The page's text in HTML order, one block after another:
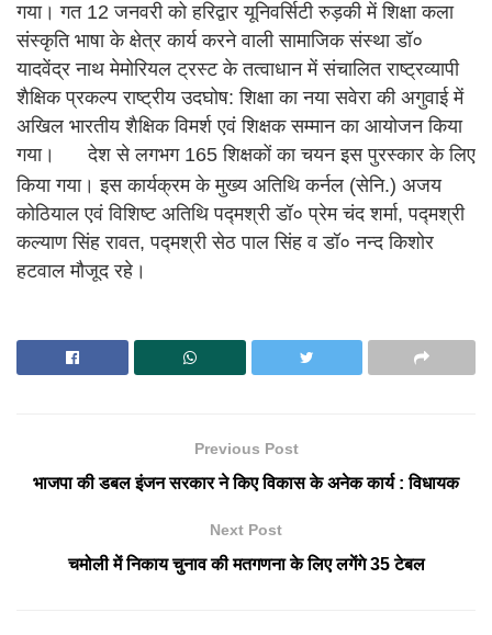
गया। गत 12 जनवरी को हरिद्वार यूनिवर्सिटी रुड़की में शिक्षा कला
संस्कृति भाषा के क्षेत्र कार्य करने वाली सामाजिक संस्था डॉ०
यादवेंद्र नाथ मेमोरियल ट्रस्ट के तत्वाधान में संचालित राष्ट्रव्यापी
शैक्षिक प्रकल्प राष्ट्रीय उदघोष: शिक्षा का नया सवेरा की अगुवाई में
अखिल भारतीय शैक्षिक विमर्श एवं शिक्षक सम्मान का आयोजन किया
गया।
देश से लगभग 165 शिक्षकों का चयन इस पुरस्कार के लिए
किया गया। इस कार्यक्रम के मुख्य अतिथि कर्नल (सेनि.) अजय
कोठियाल एवं विशिष्ट अतिथि पद्मश्री डॉ० प्रेम चंद शर्मा, पद्मश्री
कल्याण सिंह रावत, पद्मश्री सेठ पाल सिंह व डॉ० नन्द किशोर
हटवाल मौजूद रहे।
Previous Post
भाजपा की डबल इंजन सरकार ने किए विकास के अनेक कार्य : विधायक
Next Post
चमोली में निकाय चुनाव की मतगणना के लिए लगेंगे 35 टेबल